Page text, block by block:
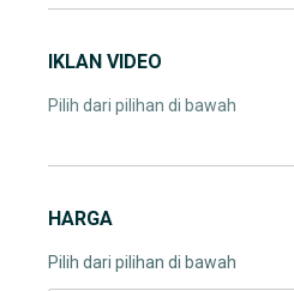
IKLAN VIDEO
Pilih dari pilihan di bawah
HARGA
Pilih dari pilihan di bawah